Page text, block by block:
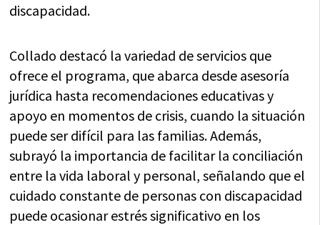
discapacidad.
Collado destacó la variedad de servicios que
ofrece el programa, que abarca desde asesoría
jurídica hasta recomendaciones educativas y
apoyo en momentos de crisis, cuando la situación
puede ser difícil para las familias. Además,
subrayó la importancia de facilitar la conciliación
entre la vida laboral y personal, señalando que el
cuidado constante de personas con discapacidad
puede ocasionar estrés significativo en los